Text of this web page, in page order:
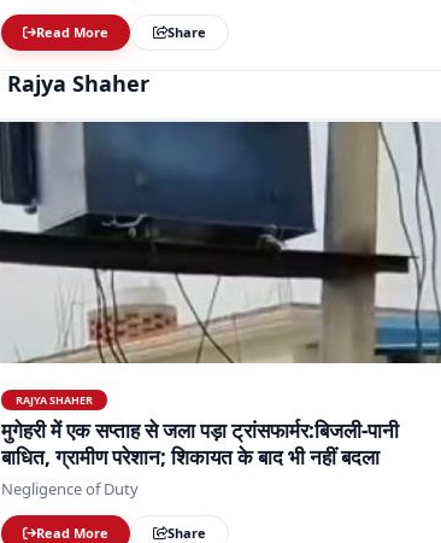
Read More Share
Rajya Shaher
RAJYA SHAHER
मुगेहरी में एक सप्ताह से जला पड़ा ट्रांसफार्मर:बिजली-पानी
बाधित, ग्रामीण परेशान; शिकायत के बाद भी नहीं बदला
Negligence of Duty
Read More Share